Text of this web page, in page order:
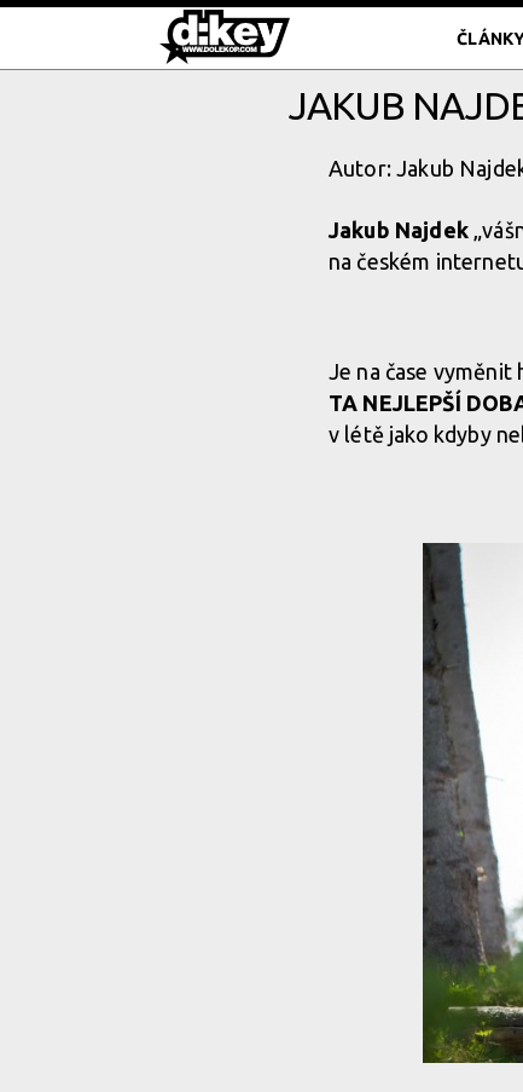
JAKUB
Autor: Jakub
Jakub Najdek
na českém
Je na čase vyměnit
TA NEJLEPŠÍ
v létě jako kdyby